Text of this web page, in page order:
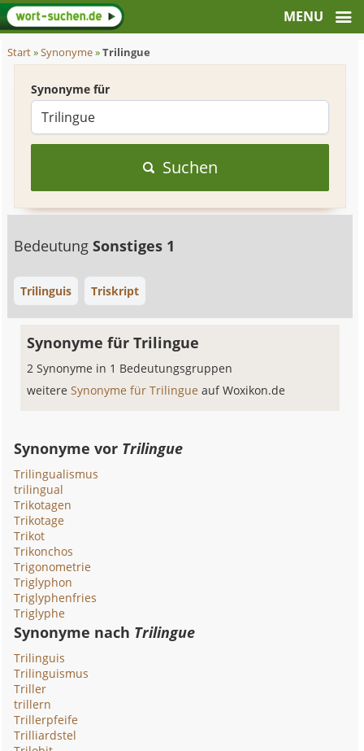
Start»Synonyme»Trilingue
Synonyme für
Suchen
BedeutungSonstiges 1
Trilinguis Triskript
Synonyme für Trilingue
2 Synonyme in 1 Bedeutungsgruppen
weitereSynonyme für Trilingueauf Woxikon.de
Synonyme vor Trilingue
Trilingualismus
trilingual
Trikotagen
Trikotage
Trikot
Trikonchos
Trigonometrie
Triglyphon
Triglyphenfries
Triglyphe
Synonyme nach Trilingue
Trilinguis
Trilinguismus
Triller
trillern
Trillerpfeife
Trilliardstel